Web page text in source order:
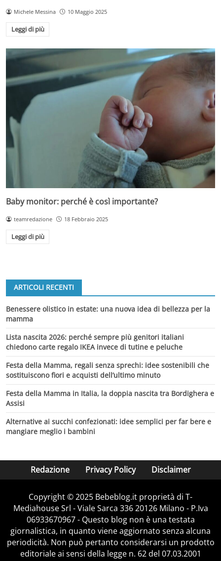
Michele Messina 10 Maggio 2025
Leggi di più
Baby monitor: perché è così importante?
teamredazione 18 Febbraio 2025
Leggi di più
ARTICOLI RECENTI
Benessere olistico in estate: una nuova idea di bellezza per la
mamma
Lista nascita 2026: perché sempre più genitori italiani
chiedono carte regalo IKEA invece di tutine e peluche
Festa della Mamma, regali senza sprechi: idee sostenibili che
sostituiscono fiori e acquisti dell’ultimo minuto
Festa della Mamma in Italia, la doppia nascita tra Bordighera e
Assisi
Alternative ai succhi confezionati: idee semplici per far bere e
mangiare meglio i bambini
Redazione Privacy Policy Disclaimer
Copyright © 2025 Bebeblog.it proprietà di T-
Mediahouse Srl - Viale Sarca 336 20126 Milano - P.Iva
06933670967 - Questo blog non è una testata
giornalistica, in quanto viene aggiornato senza alcuna
periodicità. Non può pertanto considerarsi un prodotto
editoriale ai sensi della legge n. 62 del 07.03.2001